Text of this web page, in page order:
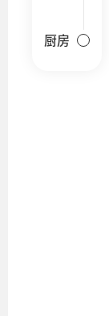
厨房